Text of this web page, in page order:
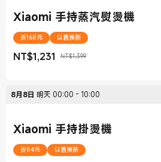
Xiaomi 手持蒸汽熨燙機
折168元 以舊換新
NT$1,231
現價 NT$1,231 NT$1,399
銷售價格 NT$1,399
8月8日 明天 00:00 - 10:00
Xiaomi 手持掛燙機
折84元 以舊換新